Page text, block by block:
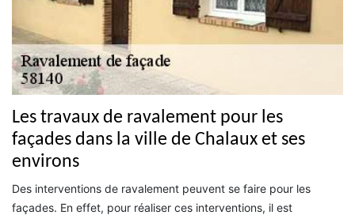
Les travaux de ravalement pour les
façades dans la ville de Chalaux et ses
environs
Des interventions de ravalement peuvent se faire pour les
façades. En effet, pour réaliser ces interventions, il est